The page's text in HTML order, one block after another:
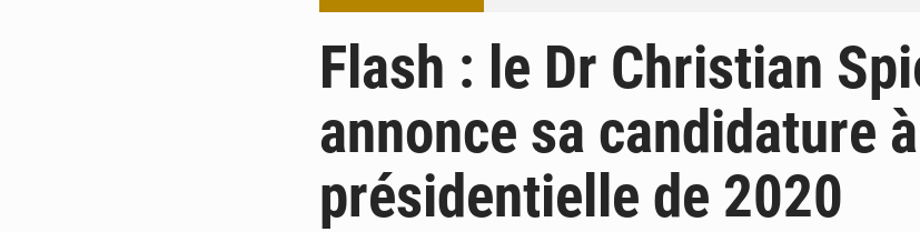
5 août 2026 Travail domestique non rémunéré : à Saly,
5 août 2026 Maurice : Démission de la ministre
5 août 2026 Togo : 300 000 tonnes visées pour
Flash : le Dr Christian
annonce sa candidature
présidentielle de 2020